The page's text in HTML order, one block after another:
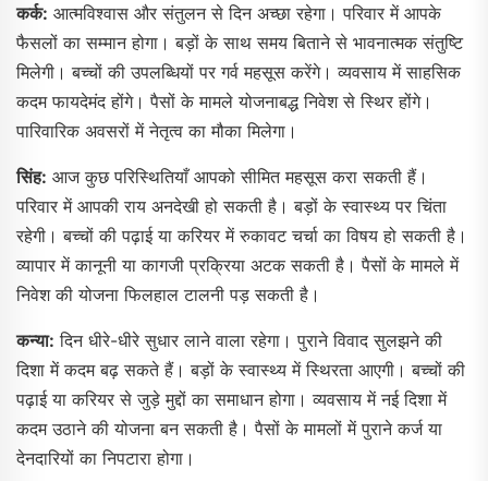
कर्क: आत्मविश्वास और संतुलन से दिन अच्छा रहेगा। परिवार में आपके
फैसलों का सम्मान होगा। बड़ों के साथ समय बिताने से भावनात्मक संतुष्टि
मिलेगी। बच्चों की उपलब्धियों पर गर्व महसूस करेंगे। व्यवसाय में साहसिक
कदम फायदेमंद होंगे। पैसों के मामले योजनाबद्ध निवेश से स्थिर होंगे।
पारिवारिक अवसरों में नेतृत्व का मौका मिलेगा।
सिंह: आज कुछ परिस्थितियाँ आपको सीमित महसूस करा सकती हैं।
परिवार में आपकी राय अनदेखी हो सकती है। बड़ों के स्वास्थ्य पर चिंता
रहेगी। बच्चों की पढ़ाई या करियर में रुकावट चर्चा का विषय हो सकती है।
व्यापार में कानूनी या कागजी प्रक्रिया अटक सकती है। पैसों के मामले में
निवेश की योजना फिलहाल टालनी पड़ सकती है।
कन्या: दिन धीरे-धीरे सुधार लाने वाला रहेगा। पुराने विवाद सुलझने की
दिशा में कदम बढ़ सकते हैं। बड़ों के स्वास्थ्य में स्थिरता आएगी। बच्चों की
पढ़ाई या करियर से जुड़े मुद्दों का समाधान होगा। व्यवसाय में नई दिशा में
कदम उठाने की योजना बन सकती है। पैसों के मामलों में पुराने कर्ज या
देनदारियों का निपटारा होगा।